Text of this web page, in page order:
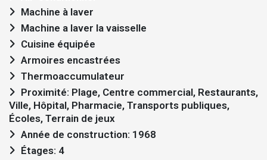
Machine à laver
Machine a laver la vaisselle
Cuisine équipée
Armoires encastrées
Thermoaccumulateur
Ville, Hôpital, Pharmacie, Transports publiques,
Écoles, Terrain de jeux
Année de construction: 1968
Étages: 4